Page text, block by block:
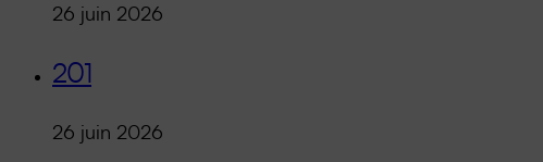
26 juin 2026
201
26 juin 2026